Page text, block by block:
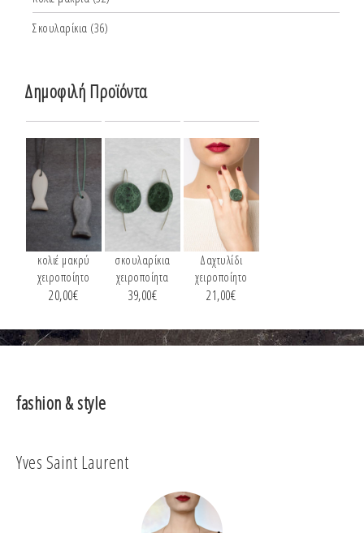
Σκουλαρίκια (36)
Δημοφιλή Προϊόντα
κολιέ μακρύ
χειροποίητο
20,00€
σκουλαρίκια
χειροποίητα
39,00€
Δαχτυλίδι
χειροποίητο
21,00€
fashion & style
Yves Saint Laurent